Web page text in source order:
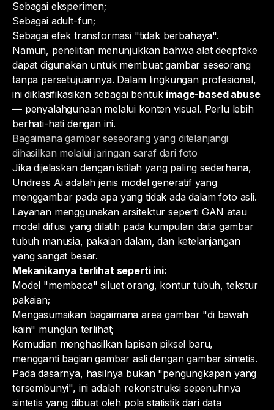
Sebagai eksperimen;
Sebagai adult-fun;
Sebagai efek transformasi "tidak berbahaya".
Namun, penelitian menunjukkan bahwa alat deepfake
dapat digunakan untuk membuat gambar seseorang
tanpa persetujuannya. Dalam lingkungan profesional,
ini diklasifikasikan sebagai bentuk image-based abuse
— penyalahgunaan melalui konten visual. Perlu lebih
berhati-hati dengan ini.
Bagaimana gambar seseorang yang ditelanjangi
dihasilkan melalui jaringan saraf dari foto
Jika dijelaskan dengan istilah yang paling sederhana,
Undress Ai adalah jenis model generatif yang
menggambar pada apa yang tidak ada dalam foto asli.
Layanan menggunakan arsitektur seperti GAN atau
model difusi yang dilatih pada kumpulan data gambar
tubuh manusia, pakaian dalam, dan ketelanjangan
yang sangat besar.
Mekanikanya terlihat seperti ini:
Model "membaca" siluet orang, kontur tubuh, tekstur
pakaian;
Mengasumsikan bagaimana area gambar "di bawah
kain" mungkin terlihat;
Kemudian menghasilkan lapisan piksel baru,
mengganti bagian gambar asli dengan gambar sintetis.
Pada dasarnya, hasilnya bukan "pengungkapan yang
tersembunyi", ini adalah rekonstruksi sepenuhnya
sintetis yang dibuat oleh pola statistik dari data